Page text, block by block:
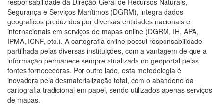
Segurança e Serviços Marítimos (DGRM), integra dados
geográficos produzidos por diversas entidades nacionais e
internacionais em serviços de mapas online (DGRM, IH, APA,
IPMA, ICNF, etc.). A cartografia online possui responsabilidade
partilhada pelas diversas instituições, com a vantagem de que a
informação permanece sempre atualizada no geoportal pelas
fontes fornecedoras. Por outro lado, esta metodologia é
inovadora pela desmaterialização total, com o abandono da
cartografia tradicional em papel, sendo utilizados apenas serviços
de mapas.